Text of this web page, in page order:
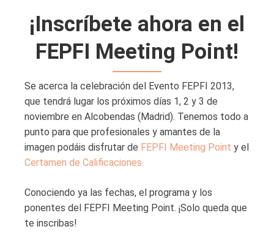
¡Inscríbete ahora en el
FEPFI Meeting Point!
Se acerca la celebración del Evento FEPFI 2013,
que tendrá lugar los próximos días 1, 2 y 3 de
noviembre en Alcobendas (Madrid). Tenemos todo a
punto para que profesionales y amantes de la
imagen podáis disfrutar de FEPFI Meeting Point y el
Certamen de Calificaciones.
Conociendo ya las fechas, el programa y los
ponentes del FEPFI Meeting Point. ¡Solo queda que
te inscribas!